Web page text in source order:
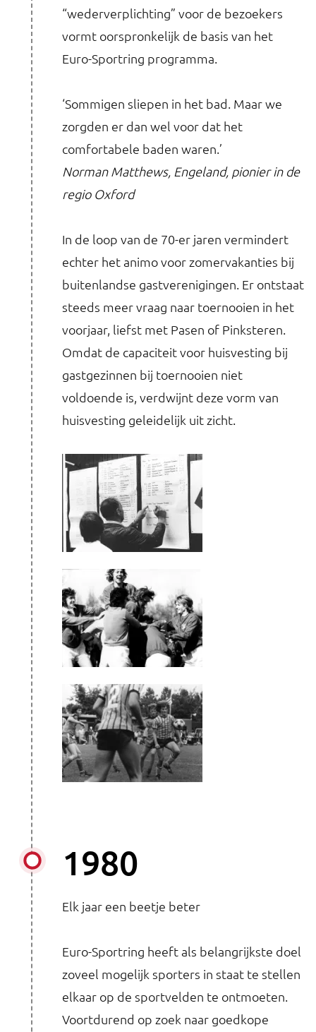
“wederverplichting” voor de bezoekers
vormt oorspronkelijk de basis van het
Euro-Sportring programma.
‘Sommigen sliepen in het bad. Maar we
zorgden er dan wel voor dat het
comfortabele baden waren.’
Norman Matthews, Engeland, pionier in de
regio Oxford
In de loop van de 70-er jaren vermindert
echter het animo voor zomervakanties bij
buitenlandse gastverenigingen. Er ontstaat
steeds meer vraag naar toernooien in het
voorjaar, liefst met Pasen of Pinksteren.
Omdat de capaciteit voor huisvesting bij
gastgezinnen bij toernooien niet
voldoende is, verdwijnt deze vorm van
huisvesting geleidelijk uit zicht.
1980
Elk jaar een beetje beter
Euro-Sportring heeft als belangrijkste doel
zoveel mogelijk sporters in staat te stellen
elkaar op de sportvelden te ontmoeten.
Voortdurend op zoek naar goedkope